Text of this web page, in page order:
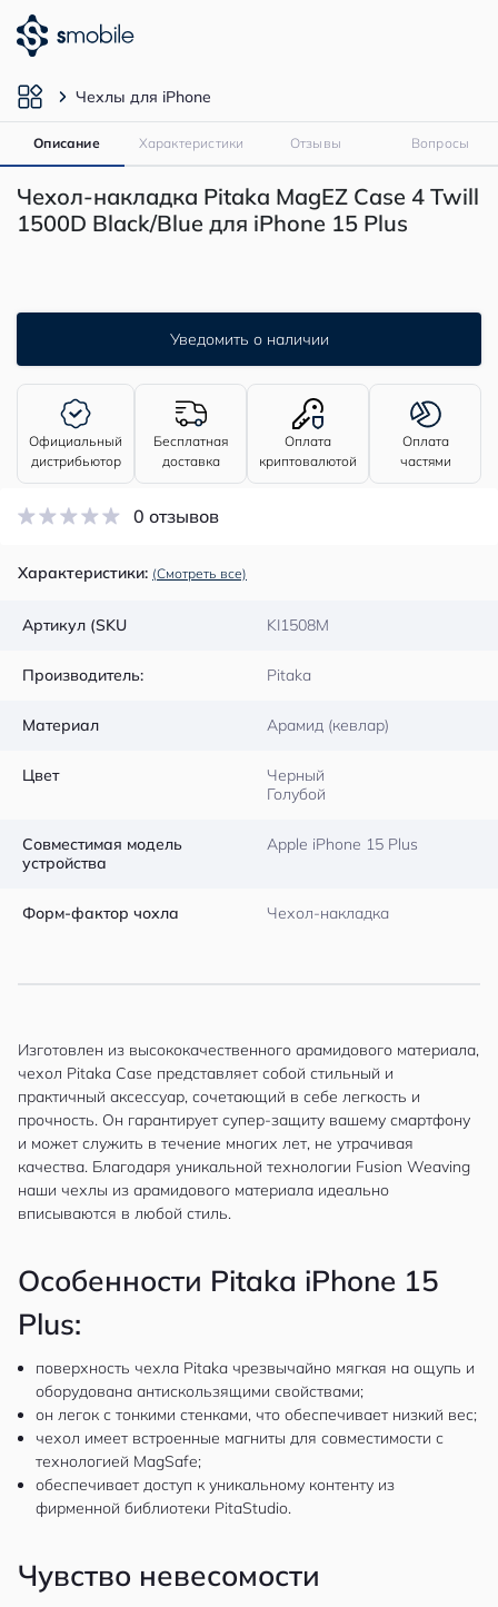
Чехлы для iPhone
Описание Характеристики Отзывы Вопросы
Чехол-накладка Pitaka MagEZ Case 4 Twill
1500D Black/Blue для iPhone 15 Plus
Уведомить о наличии
Официальный
дистрибьютор
Бесплатная
доставка
Оплата
криптовалютой
Оплата
частями
0 отзывов
Характеристики: (Смотреть все)
Артикул (SKU KI1508M
Производитель: Pitaka
Материал Арамид (кевлар)
Цвет
Черный
Голубой
Совместимая модель
устройства
Apple iPhone 15 Plus
Форм-фактор чохла Чехол-накладка
Изготовлен из высококачественного арамидового материала,
чехол Pitaka Case представляет собой стильный и
практичный аксессуар, сочетающий в себе легкость и
прочность. Он гарантирует супер-защиту вашему смартфону
и может служить в течение многих лет, не утрачивая
качества. Благодаря уникальной технологии Fusion Weaving
наши чехлы из арамидового материала идеально
вписываются в любой стиль.
Особенности Pitaka iPhone 15
Plus:
поверхность чехла Pitaka чрезвычайно мягкая на ощупь и
оборудована антискользящими свойствами;
он легок с тонкими стенками, что обеспечивает низкий вес;
чехол имеет встроенные магниты для совместимости с
технологией MagSafe;
обеспечивает доступ к уникальному контенту из
фирменной библиотеки PitaStudio.
Чувство невесомости